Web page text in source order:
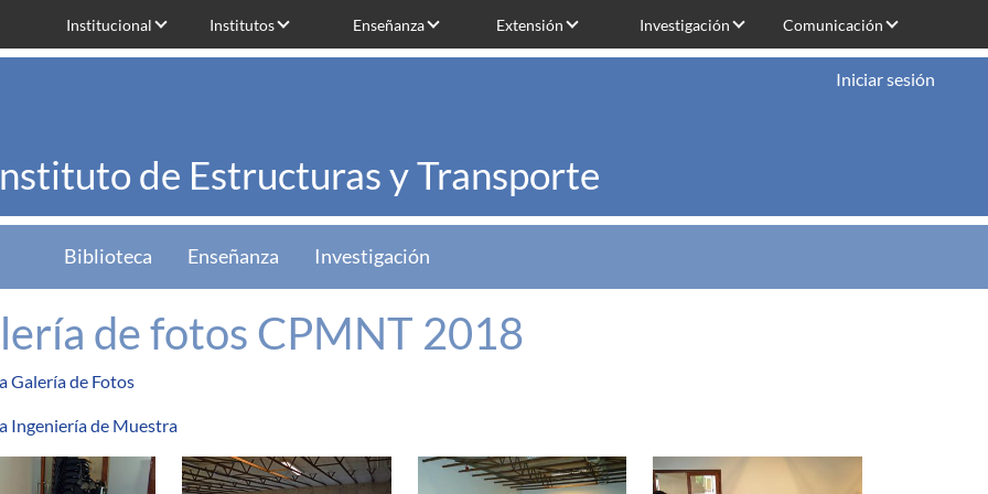
Institucional Institutos Enseñanza Extensión Investigación Comunicación
de Estructuras y Transporte
Iniciar sesión
Biblioteca Enseñanza Investigación
de fotos CPMNT 2018
Galería de Fotos
Ingeniería de Muestra